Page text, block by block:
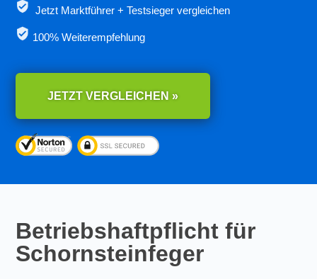
Jetzt Marktführer + Testsieger vergleichen
100% Weiterempfehlung
JETZT VERGLEICHEN »
Betriebshaftpflicht für
Schornsteinfeger